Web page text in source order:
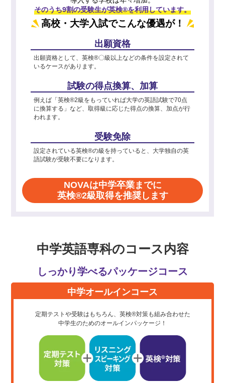
そのうち9割の受験生が英検®を利用しています。
高校・大学入試でこんな優遇が！
出願資格
出願資格として、英検®〇級以上などの条件を設定されて
いるケースがあります。
試験の得点換算、加算
例えば「英検®2級をもっていれば大学の英語試験で70点
に換算する」など、取得級に応じた得点の換算、加点が行
われます。
受験免除
設定されている英検®の級を持っていると、大学独自の英
語試験が受験不要になります。
NOVAは中学卒業までに
英検®2級取得を推奨します
中学英語専科のコース内容
しっかり学べるパッケージコース
中学オールインコース
定期テストや受験はもちろん、英検®対策も組み合わせた
中学生のためのオールインパッケージ！